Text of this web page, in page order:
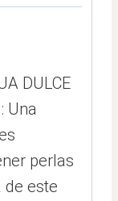
DULCE
Una
perlas
de este